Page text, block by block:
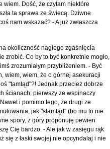
wiem. Dość, że czytam niektóre
ta sprawa ze świecą. Dziwne
nam wskazać? - A już zwłaszcza
okoliczność nagłego zgaśnięcia
zrobić. Co by to być konkretnie mogło,
zrozumiałym przybliżeniem. - Być
wiem, wiem, że o górnej asekuracji
"tamtąd"?! Jednak przecież dobrze
ścianach; pierwszy ze wspinaczy
i pomimo tego, że drugi ze
jak "stamtąd" (bo mu to nie
spory, z góry proponuję pewien
Cię bardzo. - Ale jak w zasięgu rąk
się z łaski swojej nie opcyndalaj i nie